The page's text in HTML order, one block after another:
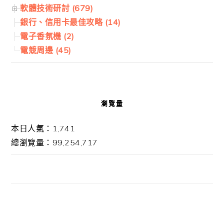
軟體技術研討 (679)
銀行、信用卡最佳攻略 (14)
電子香氛機 (2)
電競周邊 (45)
瀏覽量
本日人氣：1,741
總瀏覽量：99,254,717